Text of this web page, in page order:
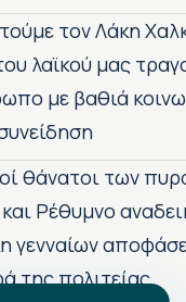
τον Λάκη
λαϊκού μας
με βαθιά
θάνατοι των
Ρέθυμνο
γενναίων
της πολιτείας